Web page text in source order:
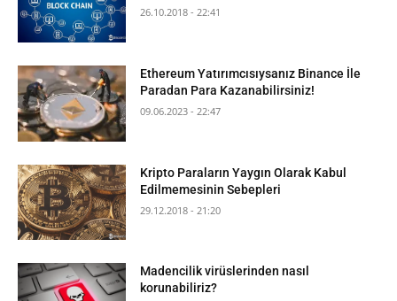
26.10.2018 - 22:41
Ethereum Yatırımcısıysanız Binance İle
Paradan Para Kazanabilirsiniz!
09.06.2023 - 22:47
Kripto Paraların Yaygın Olarak Kabul
Edilmemesinin Sebepleri
29.12.2018 - 21:20
Madencilik virüslerinden nasıl
korunabiliriz?